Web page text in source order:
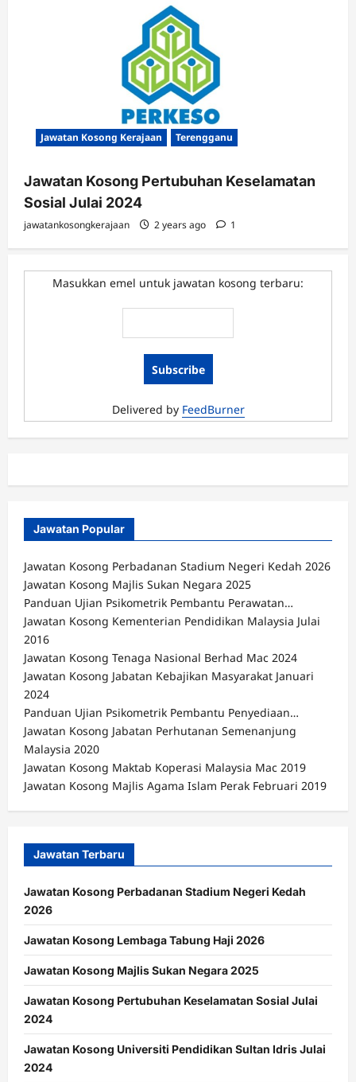
Jawatan Kosong Kerajaan Terengganu
Jawatan Kosong Pertubuhan Keselamatan
Sosial Julai 2024
jawatankosongkerajaan 2 years ago 1
Masukkan emel untuk jawatan kosong terbaru:
Delivered by FeedBurner
Jawatan Popular
Jawatan Kosong Perbadanan Stadium Negeri Kedah 2026
Jawatan Kosong Majlis Sukan Negara 2025
Panduan Ujian Psikometrik Pembantu Perawatan…
Jawatan Kosong Kementerian Pendidikan Malaysia Julai
2016
Jawatan Kosong Tenaga Nasional Berhad Mac 2024
Jawatan Kosong Jabatan Kebajikan Masyarakat Januari
2024
Panduan Ujian Psikometrik Pembantu Penyediaan…
Jawatan Kosong Jabatan Perhutanan Semenanjung
Malaysia 2020
Jawatan Kosong Maktab Koperasi Malaysia Mac 2019
Jawatan Kosong Majlis Agama Islam Perak Februari 2019
Jawatan Terbaru
Jawatan Kosong Perbadanan Stadium Negeri Kedah
2026
Jawatan Kosong Lembaga Tabung Haji 2026
Jawatan Kosong Majlis Sukan Negara 2025
Jawatan Kosong Pertubuhan Keselamatan Sosial Julai
2024
Jawatan Kosong Universiti Pendidikan Sultan Idris Julai
2024